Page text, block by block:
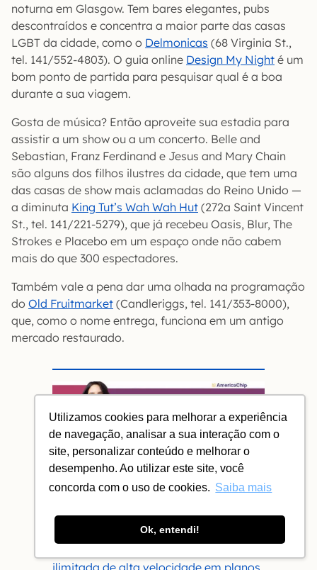
Utilizamos cookies para melhorar a experiência
de navegação, analisar a sua interação com o
site, personalizar conteúdo e melhorar o
desempenho. Ao utilizar este site, você
concorda com o uso de cookies. Saiba mais
Ok, entendi!
noturna em Glasgow. Tem bares elegantes, pubs
descontraídos e concentra a maior parte das casas
LGBT da cidade, como o Delmonicas (68 Virginia St.,
tel. 141/552-4803). O guia online Design My Night é um
bom ponto de partida para pesquisar qual é a boa
durante a sua viagem.
Gosta de música? Então aproveite sua estadia para
assistir a um show ou a um concerto. Belle and
Sebastian, Franz Ferdinand e Jesus and Mary Chain
são alguns dos filhos ilustres da cidade, que tem uma
das casas de show mais aclamadas do Reino Unido —
a diminuta King Tut’s Wah Wah Hut (272a Saint Vincent
St., tel. 141/221-5279), que já recebeu Oasis, Blur, The
Strokes e Placebo em um espaço onde não cabem
mais do que 300 espectadores.
Também vale a pena dar uma olhada na programação
do Old Fruitmarket (Candleriggs, tel. 141/353-8000),
que, como o nome entrega, funciona em um antigo
mercado restaurado.
Chip internacional com 10% OFF –
cupom VIAJENAVIAGEM